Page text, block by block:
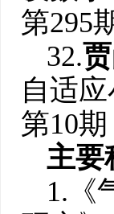
第295
32.
自适
第10期
主要
1.《